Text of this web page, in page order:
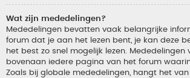
Wat zijn mededelingen?
Mededelingen bevatten vaak belangrijke
forum dat je aan het lezen bent, je kan deze
het best zo snel mogelijk lezen. Mededelingen
bovenaan iedere pagina van het forum
Zoals bij globale mededelingen, hangt het